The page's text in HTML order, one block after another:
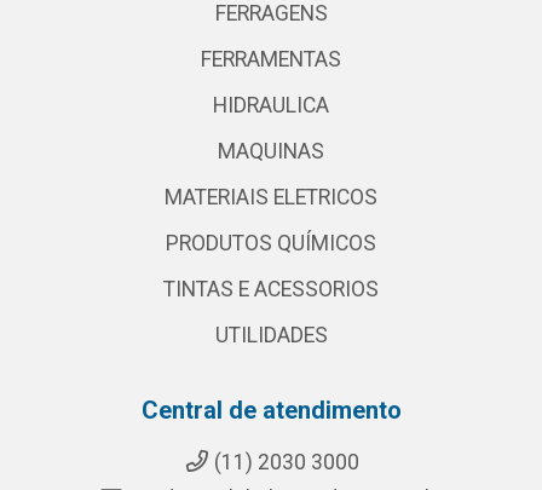
FERRAGENS
FERRAMENTAS
HIDRAULICA
MAQUINAS
MATERIAIS ELETRICOS
PRODUTOS QUÍMICOS
TINTAS E ACESSORIOS
UTILIDADES
Central de atendimento
(11) 2030 3000